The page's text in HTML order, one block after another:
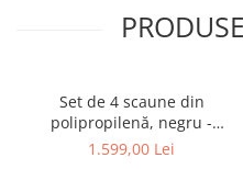
Set de 4 scaune din
polipropilenă, negru -
AMANDA
1.599,00 Lei